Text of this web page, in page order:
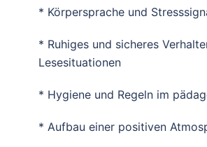
* Körpersprache und
* Ruhiges und sicheres
Lesesituationen
* Hygiene und Regeln im
* Aufbau einer positiven